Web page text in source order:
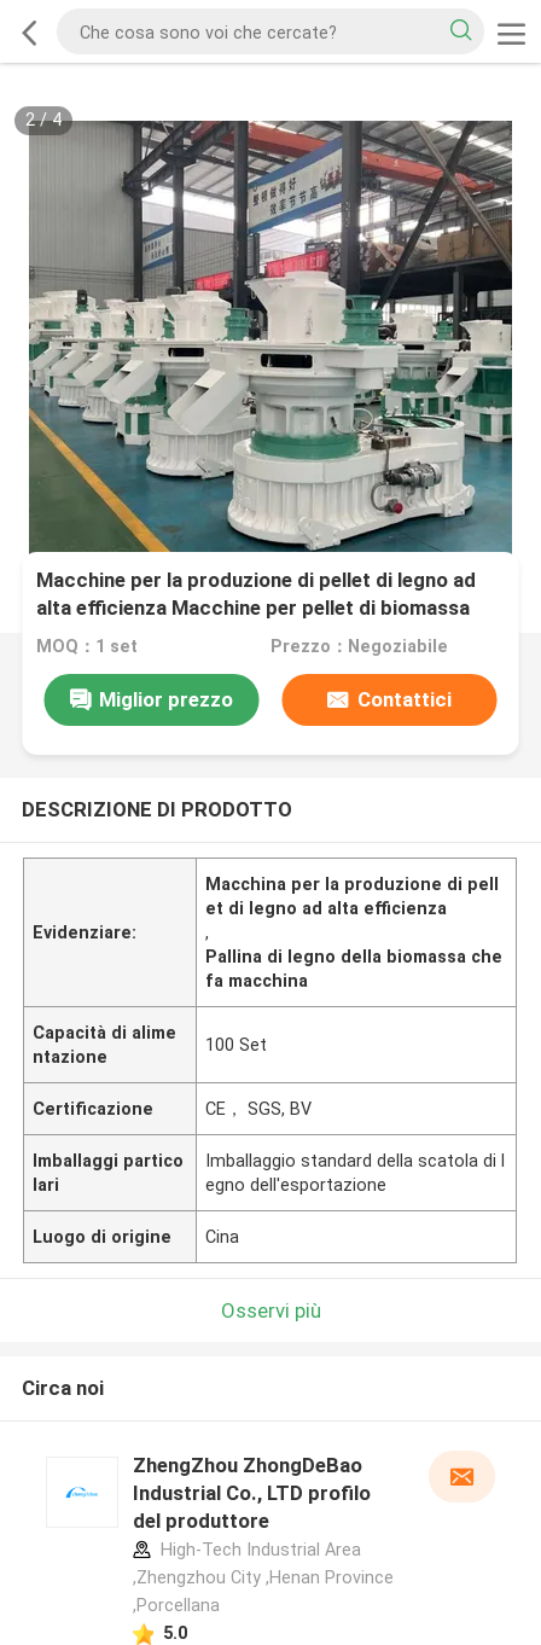
2/4
Macchine per la produzione di pellet di legno ad
alta efficienza Macchine per pellet di biomassa
MOQ：1 set Prezzo：Negoziabile
Miglior prezzo Contattici
DESCRIZIONE DI PRODOTTO
Evidenziare:
Macchina per la produzione di pell
et di legno ad alta efficienza
,
Pallina di legno della biomassa che
fa macchina
Capacità di alime
ntazione
100 Set
Certificazione CE， SGS, BV
Imballaggi partico
lari
Imballaggio standard della scatola di l
egno dell'esportazione
Luogo di origine Cina
Osservi più
Circa noi
ZhengZhou ZhongDeBao
Industrial Co., LTD profilo
del produttore
High-Tech Industrial Area
,Zhengzhou City ,Henan Province
,Porcellana
5.0